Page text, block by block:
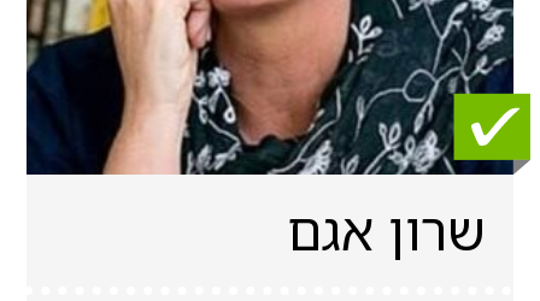
שרון אגם